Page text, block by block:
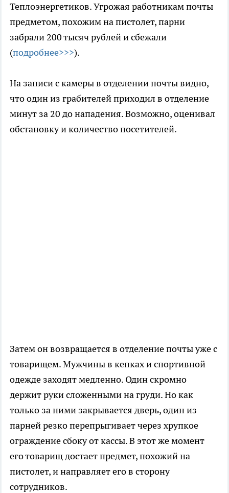
Теплоэнергетиков. Угрожая работникам почты
предметом, похожим на пистолет, парни
забрали 200 тысяч рублей и сбежали
(подробнее>>>).
На записи с камеры в отделении почты видно,
что один из грабителей приходил в отделение
минут за 20 до нападения. Возможно, оценивал
обстановку и количество посетителей.
Затем он возвращается в отделение почты уже с
товарищем. Мужчины в кепках и спортивной
одежде заходят медленно. Один скромно
держит руки сложенными на груди. Но как
только за ними закрывается дверь, один из
парней резко перепрыгивает через хрупкое
ограждение сбоку от кассы. В этот же момент
его товарищ достает предмет, похожий на
пистолет, и направляет его в сторону
сотрудников.